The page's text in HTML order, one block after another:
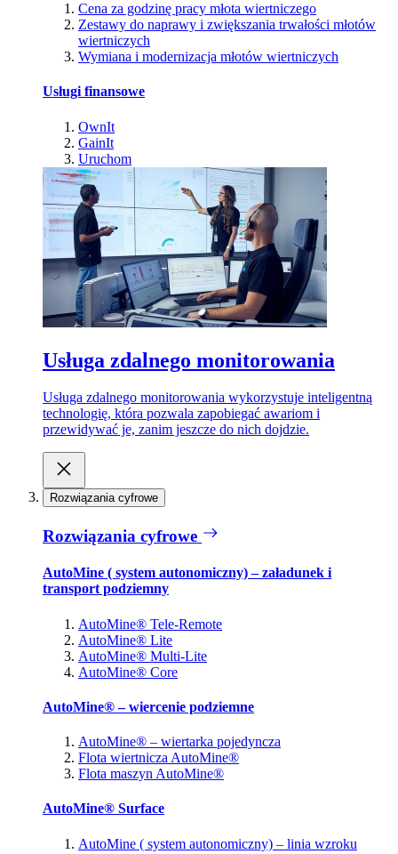
Cena za godzinę pracy młota wiertniczego
Zestawy do naprawy i zwiększania trwałości młotów
wiertniczych
Wymiana i modernizacja młotów wiertniczych
Usługi finansowe
OwnIt
GainIt
Uruchom
Usługa zdalnego monitorowania
Usługa zdalnego monitorowania wykorzystuje inteligentną
technologię, która pozwala zapobiegać awariom i
przewidywać je, zanim jeszcze do nich dojdzie.
Rozwiązania cyfrowe
Rozwiązania cyfrowe
AutoMine ( system autonomiczny) – załadunek i
transport podziemny
AutoMine® Tele-Remote
AutoMine® Lite
AutoMine® Multi-Lite
AutoMine® Core
AutoMine® – wiercenie podziemne
AutoMine® – wiertarka pojedyncza
Flota wiertnicza AutoMine®
Flota maszyn AutoMine®
AutoMine® Surface
AutoMine ( system autonomiczny) – linia wzroku